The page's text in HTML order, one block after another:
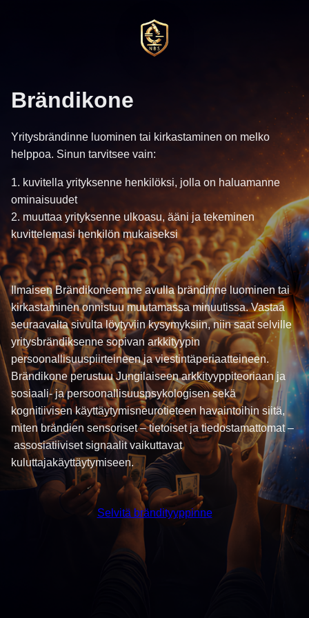
Brändikone
Yritysbrändinne luominen tai kirkastaminen on melko
helppoa. Sinun tarvitsee vain:
1. kuvitella yrityksenne henkilöksi, jolla on haluamanne
ominaisuudet
2. muuttaa yrityksenne ulkoasu, ääni ja tekeminen
kuvittelemasi henkilön mukaiseksi
Ilmaisen Brändikoneemme avulla brändinne luominen tai
kirkastaminen onnistuu muutamassa minuutissa. Vastaa
seuraavalta sivulta löytyviin kysymyksiin, niin saat selville
yritysbrändiksenne sopivan arkkityypin
persoonallisuuspiirteineen ja viestintäperiaatteineen.
Brändikone perustuu Jungilaiseen arkkityyppiteoriaan ja
sosiaali- ja persoonallisuuspsykologisen sekä
kognitiivisen käyttäytymisneurotieteen havaintoihin siitä,
miten brändien sensoriset – tietoiset ja tiedostamattomat –
assosiatiiviset signaalit vaikuttavat
kuluttajakäyttäytymiseen.
Selvitä brändityyppinne